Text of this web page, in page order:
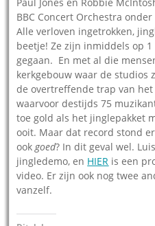
BBC Concert Orchestra
Alle verloven ingetrokken,
beetje! Ze zijn inmiddels op
gegaan. En met al die
kerkgebouw waar de studios
de overtreffende trap van het
waarvoor destijds 75
toe gold als het jinglepakket
ooit. Maar dat record stond
ookgoed? In dit geval wel.
jingledemo, en HIER is een
video. Er zijn ook nog twee
vanzelf.